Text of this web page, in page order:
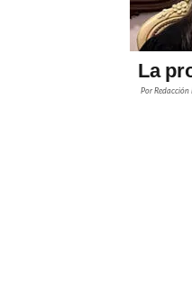
La
Por